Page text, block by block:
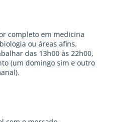
completo em medicina
ou áreas afins.
das 13h00 às 22h00,
(um domingo sim e outro